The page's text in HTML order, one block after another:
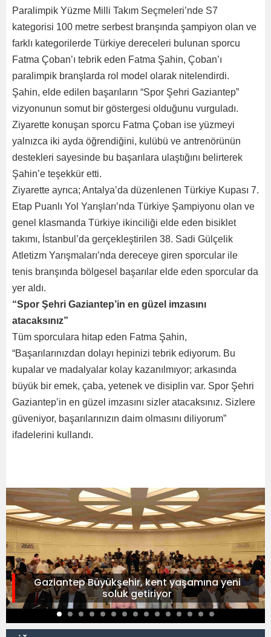
Paralimpik Yüzme Milli Takım Seçmeleri’nde S7
kategorisi 100 metre serbest branşında şampiyon olan ve
farklı kategorilerde Türkiye dereceleri bulunan sporcu
Fatma Çoban’ı tebrik eden Fatma Şahin, Çoban’ı
paralimpik branşlarda rol model olarak nitelendirdi.
Şahin, elde edilen başarıların “Spor Şehri Gaziantep”
vizyonunun somut bir göstergesi olduğunu vurguladı.
Ziyarette konuşan sporcu Fatma Çoban ise yüzmeyi
yalnızca iki ayda öğrendiğini, kulübü ve antrenörünün
destekleri sayesinde bu başarılara ulaştığını belirterek
Şahin’e teşekkür etti.
Ziyarette ayrıca; Antalya’da düzenlenen Türkiye Kupası 7.
Etap Puanlı Yol Yarışları’nda Türkiye Şampiyonu olan ve
genel klasmanda Türkiye ikinciliği elde eden bisiklet
takımı, İstanbul’da gerçekleştirilen 38. Sadi Gülçelik
Atletizm Yarışmaları’nda dereceye giren sporcular ile
tenis branşında bölgesel başarılar elde eden sporcular da
yer aldı.
“Spor Şehri Gaziantep’in en güzel imzasını
atacaksınız”
Tüm sporculara hitap eden Fatma Şahin,
“Başarılarınızdan dolayı hepinizi tebrik ediyorum. Bu
kupalar ve madalyalar kolay kazanılmıyor; arkasında
büyük bir emek, çaba, yetenek ve disiplin var. Spor Şehri
Gaziantep’in en güzel imzasını sizler atacaksınız. Sizlere
güveniyor, başarılarınızın daim olmasını diliyorum”
ifadelerini kullandı.
Gaziantep Büyükşehir, kent yaşamına yeni
soluk getiriyor